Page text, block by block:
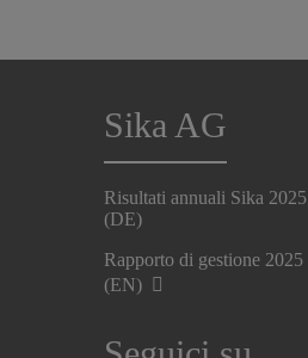
Sika AG
Risultati annuali Sika 2025
(DE)
Rapporto di gestione 2025
(EN)